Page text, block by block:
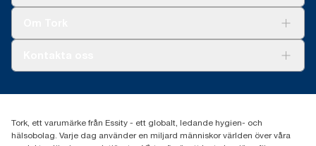
031-746 17 00
Tork, ett varumärke från Essity - ett globalt, ledande hygien- och
hälsobolag. Varje dag använder en miljard människor världen över våra